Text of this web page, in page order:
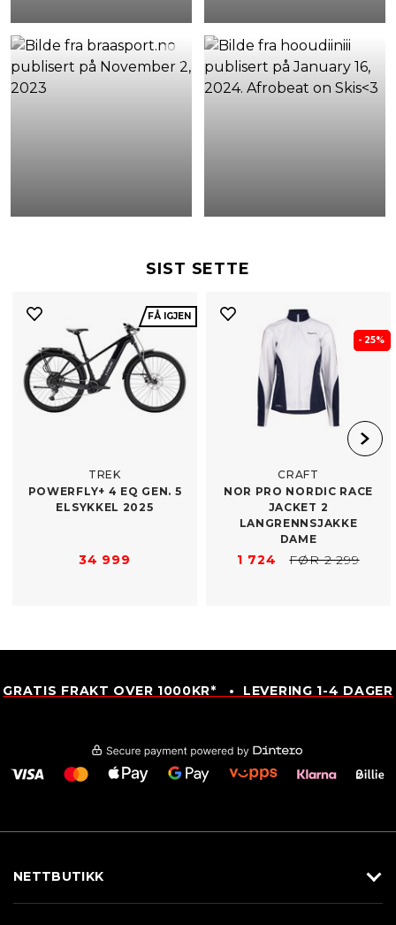
SIST SETTE
FÅ IGJEN
TREK
POWERFLY+ 4 EQ GEN. 5
ELSYKKEL 2025
34 999
- 25%
CRAFT
NOR PRO NORDIC RACE
JACKET 2
LANGRENNSJAKKE
DAME
1 724 FØR 2 299
GRATIS FRAKT OVER 1000KR* • LEVERING 1-4 DAGER
NETTBUTIKK